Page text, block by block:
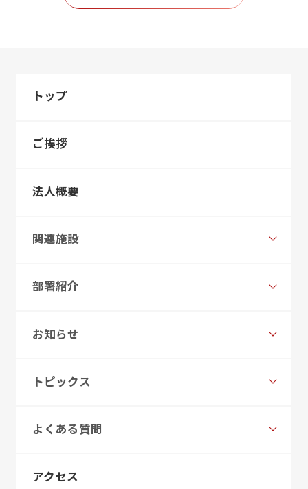
トップ
ご挨拶
法人概要
関連施設
部署紹介
お知らせ
トピックス
よくある質問
アクセス